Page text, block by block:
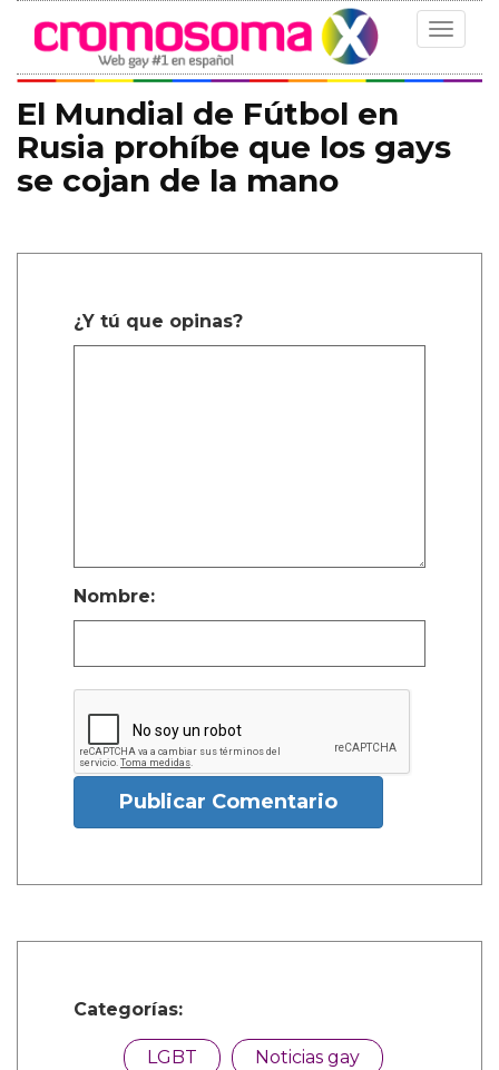
Toggle
El Mundial de Fútbol en
Rusia prohíbe que los gays
se cojan de la mano
¿Y tú que opinas?
Nombre:
Publicar Comentario
Categorías:
LGBT Noticias gay